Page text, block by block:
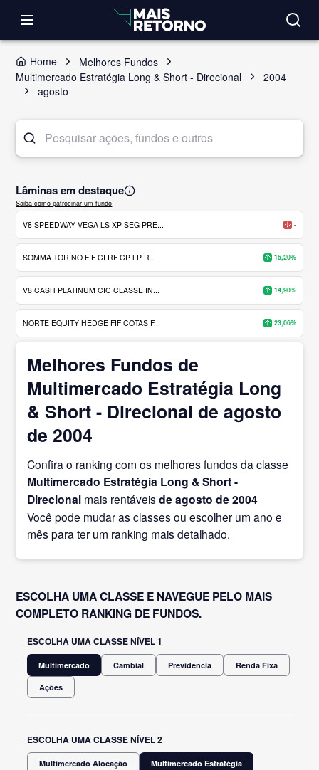
Home
Melhores Fundos
Multimercado Estratégia Long & Short - Direcional
2004
agosto
Lâminas em destaque
Saiba como patrocinar um fundo
V8 SPEEDWAY VEGA LS XP SEG PRE... -
SOMMA TORINO FIF CI RF CP LP R... 15,20%
V8 CASH PLATINUM CIC CLASSE IN... 14,90%
NORTE EQUITY HEDGE FIF COTAS F... 23,06%
Melhores Fundos de
Multimercado Estratégia Long
& Short - Direcional de agosto
de 2004
Confira o ranking com os melhores fundos da classe
Multimercado Estratégia Long & Short -
Direcional mais rentáveisde agosto de 2004
Você pode mudar as classes ou escolher um ano e
mês para ter um ranking mais detalhado.
ESCOLHA UMA CLASSE E NAVEGUE PELO MAIS
COMPLETO RANKING DE FUNDOS.
ESCOLHA UMA CLASSE NÍVEL 1
Multimercado Cambial Previdência Renda Fixa
Ações
ESCOLHA UMA CLASSE NÍVEL 2
Multimercado Alocação Multimercado Estratégia